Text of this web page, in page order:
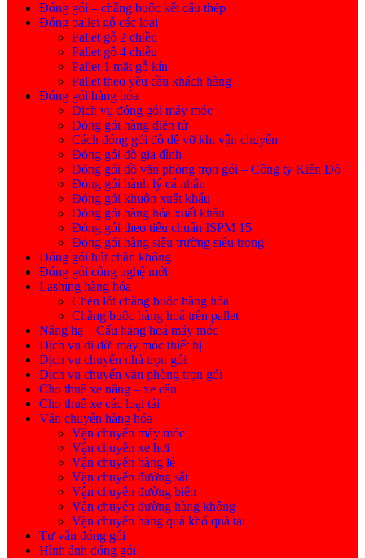
Đóng gói – chằng buộc kết cấu thép
Đóng pallet gỗ các loại
Pallet gỗ 2 chiều
Pallet gỗ 4 chiều
Pallet 1 mặt gỗ kín
Pallet theo yêu cầu khách hàng
Đóng gói hàng hóa
Dịch vụ đóng gói máy móc
Đóng gói hàng điện tử
Cách đóng gói đồ dễ vỡ khi vận chuyển
Đóng gói đồ gia đình
Đóng gói đồ văn phòng trọn gói – Công ty Kiến Đỏ
Đóng gói hành lý cá nhân
Đóng gói khuôn xuất khẩu
Đóng gói hàng hóa xuất khẩu
Đóng gói theo tiêu chuẩn ISPM 15
Đóng gói hàng siêu trường siêu trọng
Đóng gói hút chân không
Đóng gói công nghệ mới
Lashing hàng hóa
Chèn lót chằng buộc hàng hóa
Chằng buộc hàng hoá trên pallet
Nâng hạ – Cẩu hàng hoá máy móc
Dịch vụ di dời máy móc thiết bị
Dịch vụ chuyển nhà trọn gói
Dịch vụ chuyển văn phòng trọn gói
Cho thuê xe nâng – xe cẩu
Cho thuê xe các loại tải
Vận chuyển hàng hóa
Vận chuyển máy móc
Vận chuyển xe hơi
Vận chuyển hàng lẻ
Vận chuyển đường sắt
Vận chuyển đường biển
Vận chuyển đường hàng không
Vận chuyển hàng quá khổ quá tải
Tư vấn đóng gói
Hình ảnh đóng gói